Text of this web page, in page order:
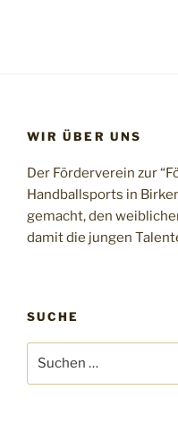
WIR ÜBER UNS
Der Förderverein zur
Handballsports in
gemacht, den
damit die jungen
SUCHE
nach: